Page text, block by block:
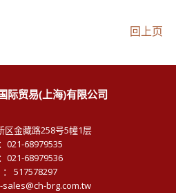
回上页
际贸易(上海)有限公司
区金藏路258号5幢1层
021-68979535
021-68979536
： 517578297
sales@ch-brg.com.tw